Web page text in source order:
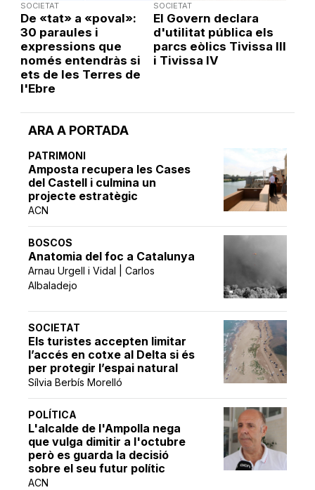
ARA A PORTADA
PATRIMONI
Amposta recupera les Cases
del Castell i culmina un
projecte estratègic
ACN
BOSCOS
Anatomia del foc a Catalunya
Arnau Urgell i Vidal | Carlos
Albaladejo
SOCIETAT
Els turistes accepten limitar
l’accés en cotxe al Delta si és
per protegir l’espai natural
Sílvia Berbís Morelló
POLÍTICA
L'alcalde de l'Ampolla nega
que vulga dimitir a l'octubre
però es guarda la decisió
sobre el seu futur polític
ACN
SOCIETAT
De «tat» a «poval»:
30 paraules i
expressions que
només entendràs si
ets de les Terres de
l'Ebre
SOCIETAT
El Govern declara
d'utilitat pública els
parcs eòlics Tivissa III
i Tivissa IV